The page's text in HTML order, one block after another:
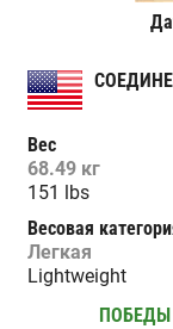
Вес
68.49 кг
151 lbs
Весовая
Легкая
Lightweight
ПОБЕДЫ